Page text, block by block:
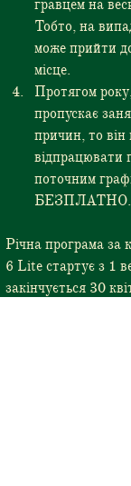
гравцем на
Тобто, на
може прийти
місце.
Протягом
пропускає
причин, то він
відпрацювати
поточним
БЕЗПЛАТНО.
Річна програма
6 Lite стартує з 1
закінчується 30